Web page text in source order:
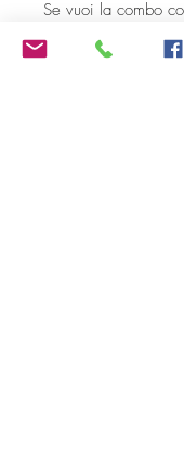
Se vuoi la combo
trovi
qui!